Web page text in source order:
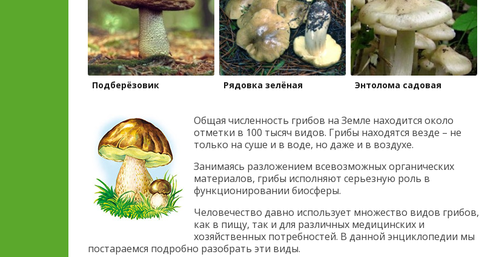
Подберёзовик Рядовка зелёная Энтолома садовая
Общая численность грибов на Земле находится около
отметки в 100 тысяч видов. Грибы находятся везде – не
только на суше и в воде, но даже и в воздухе.
Занимаясь разложением всевозможных органических
материалов, грибы исполняют серьезную роль в
функционировании биосферы.
Человечество давно использует множество видов грибов,
как в пищу, так и для различных медицинских и
хозяйственных потребностей. В данной энциклопедии мы
постараемся подробно разобрать эти виды.